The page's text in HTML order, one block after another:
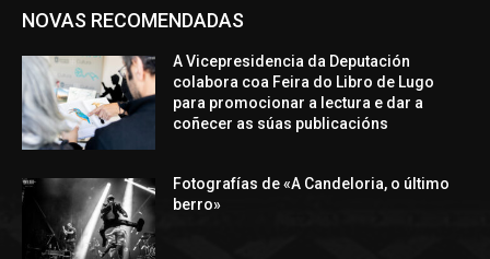
NOVAS RECOMENDADAS
A Vicepresidencia da Deputación
colabora coa Feira do Libro de Lugo
para promocionar a lectura e dar a
coñecer as súas publicacións
Fotografías de «A Candeloria, o último
berro»